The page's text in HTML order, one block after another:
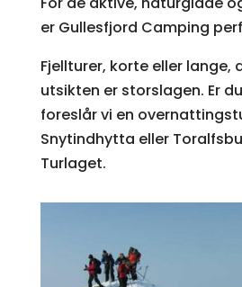
er Gullesfjord Camping
Fjellturer, korte eller lange,
utsikten er storslagen. Er
foreslår vi en
Snytindhytta eller
Turlaget.